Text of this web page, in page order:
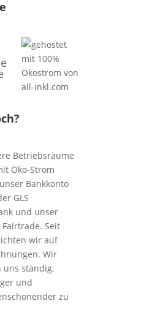
Betriebsräume
Öko-Strom
Bankkonto
GLS
und unser
Seit
wir auf
Wir
uns ständig,
und
zu